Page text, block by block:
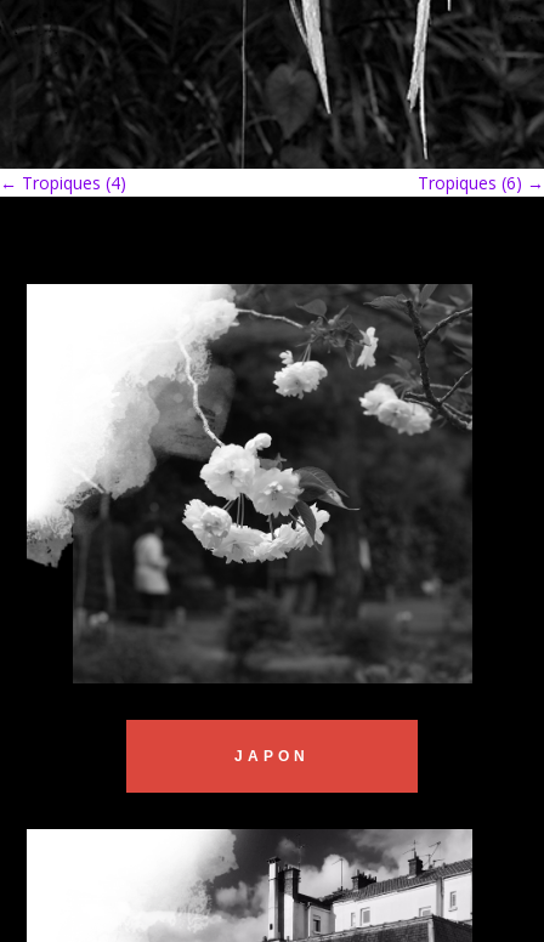
← Tropiques (4) Tropiques (6) →
JAPON